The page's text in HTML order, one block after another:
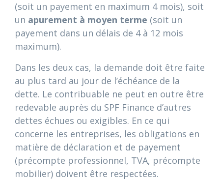
(soit un payement en maximum 4 mois), soit
un apurement à moyen terme (soit un
payement dans un délais de 4 à 12 mois
maximum).
Dans les deux cas, la demande doit être faite
au plus tard au jour de l’échéance de la
dette. Le contribuable ne peut en outre être
redevable auprès du SPF Finance d’autres
dettes échues ou exigibles. En ce qui
concerne les entreprises, les obligations en
matière de déclaration et de payement
(précompte professionnel, TVA, précompte
mobilier) doivent être respectées.